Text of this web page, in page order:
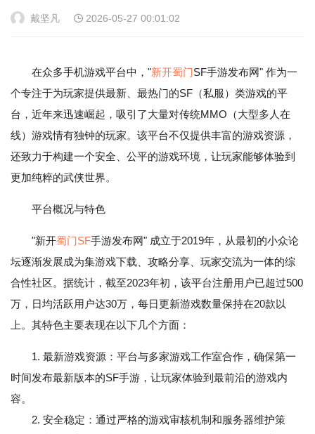
戴坚凡 2026-05-27 00:01:02
在众多手机游戏平台中，"新开蜀门SF手游发布网" 作为一
个专注于为玩家提供最新、最热门的SF（私服）类游戏的平
台，近年来迅速崛起，吸引了大量对传统MMO（大型多人在
线）游戏情有独钟的玩家。该平台不仅提供丰富的游戏资源，
还致力于构建一个安全、公平的游戏环境，让玩家能够体验到
更加纯粹的武侠世界。
平台概况与特色
"新开蜀门SF手游发布网" 成立于2019年，从最初的小众论
坛逐渐发展成为集游戏下载、攻略分享、玩家交流为一体的综
合性社区。据统计，截至2023年初，该平台注册用户已超过500
万，日均活跃用户达30万，每日更新游戏数量保持在20款以
上。其特色主要表现在以下几个方面：
1. 最新游戏资源：平台与多家游戏工作室合作，确保第一
时间发布最新版本的SF手游，让玩家体验到最前沿的游戏内
容。
2. 安全稳定：通过严格的游戏审核机制和服务器维护策